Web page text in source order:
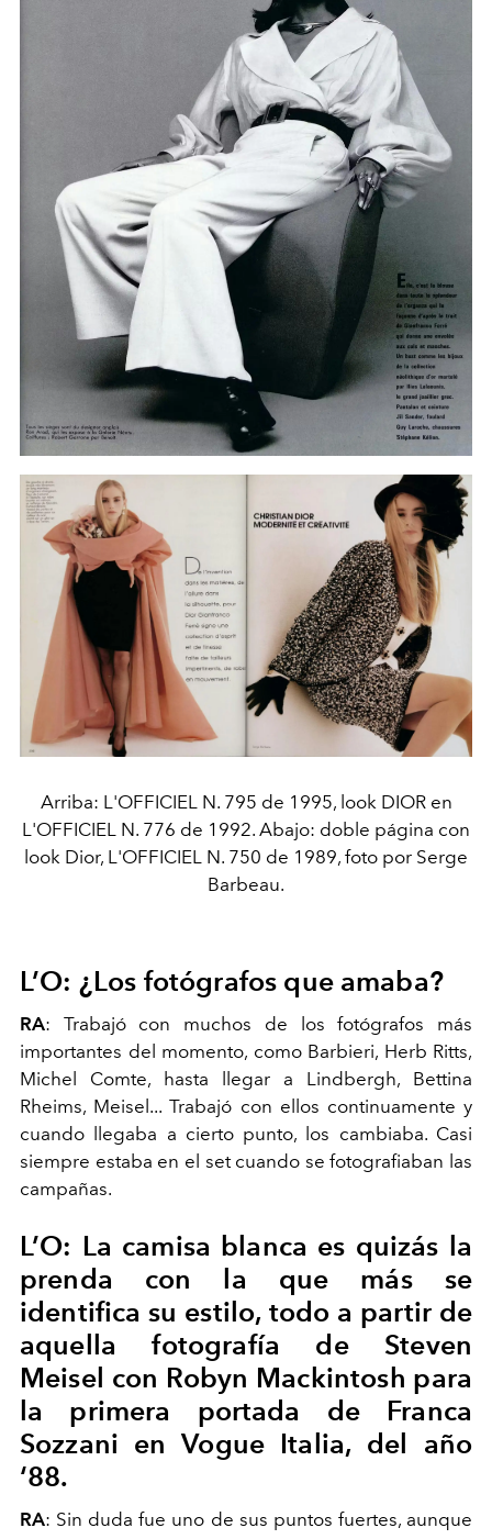
Arriba: L'OFFICIEL N. 795 de 1995, look DIOR en
L'OFFICIEL N. 776 de 1992. Abajo: doble página con
look Dior, L'OFFICIEL N. 750 de 1989, foto por Serge
Barbeau.
L’O: ¿Los fotógrafos que amaba?
RA: Trabajó con muchos de los fotógrafos más
importantes del momento, como Barbieri, Herb Ritts,
Michel Comte, hasta llegar a Lindbergh, Bettina
Rheims, Meisel... Trabajó con ellos continuamente y
cuando llegaba a cierto punto, los cambiaba. Casi
siempre estaba en el set cuando se fotografiaban las
campañas.
L’O: La camisa blanca es quizás la
prenda con la que más se
identifica su estilo, todo a partir de
aquella fotografía de Steven
Meisel con Robyn Mackintosh para
la primera portada de Franca
Sozzani en Vogue Italia, del año
‘88.
RA: Sin duda fue uno de sus puntos fuertes, aunque